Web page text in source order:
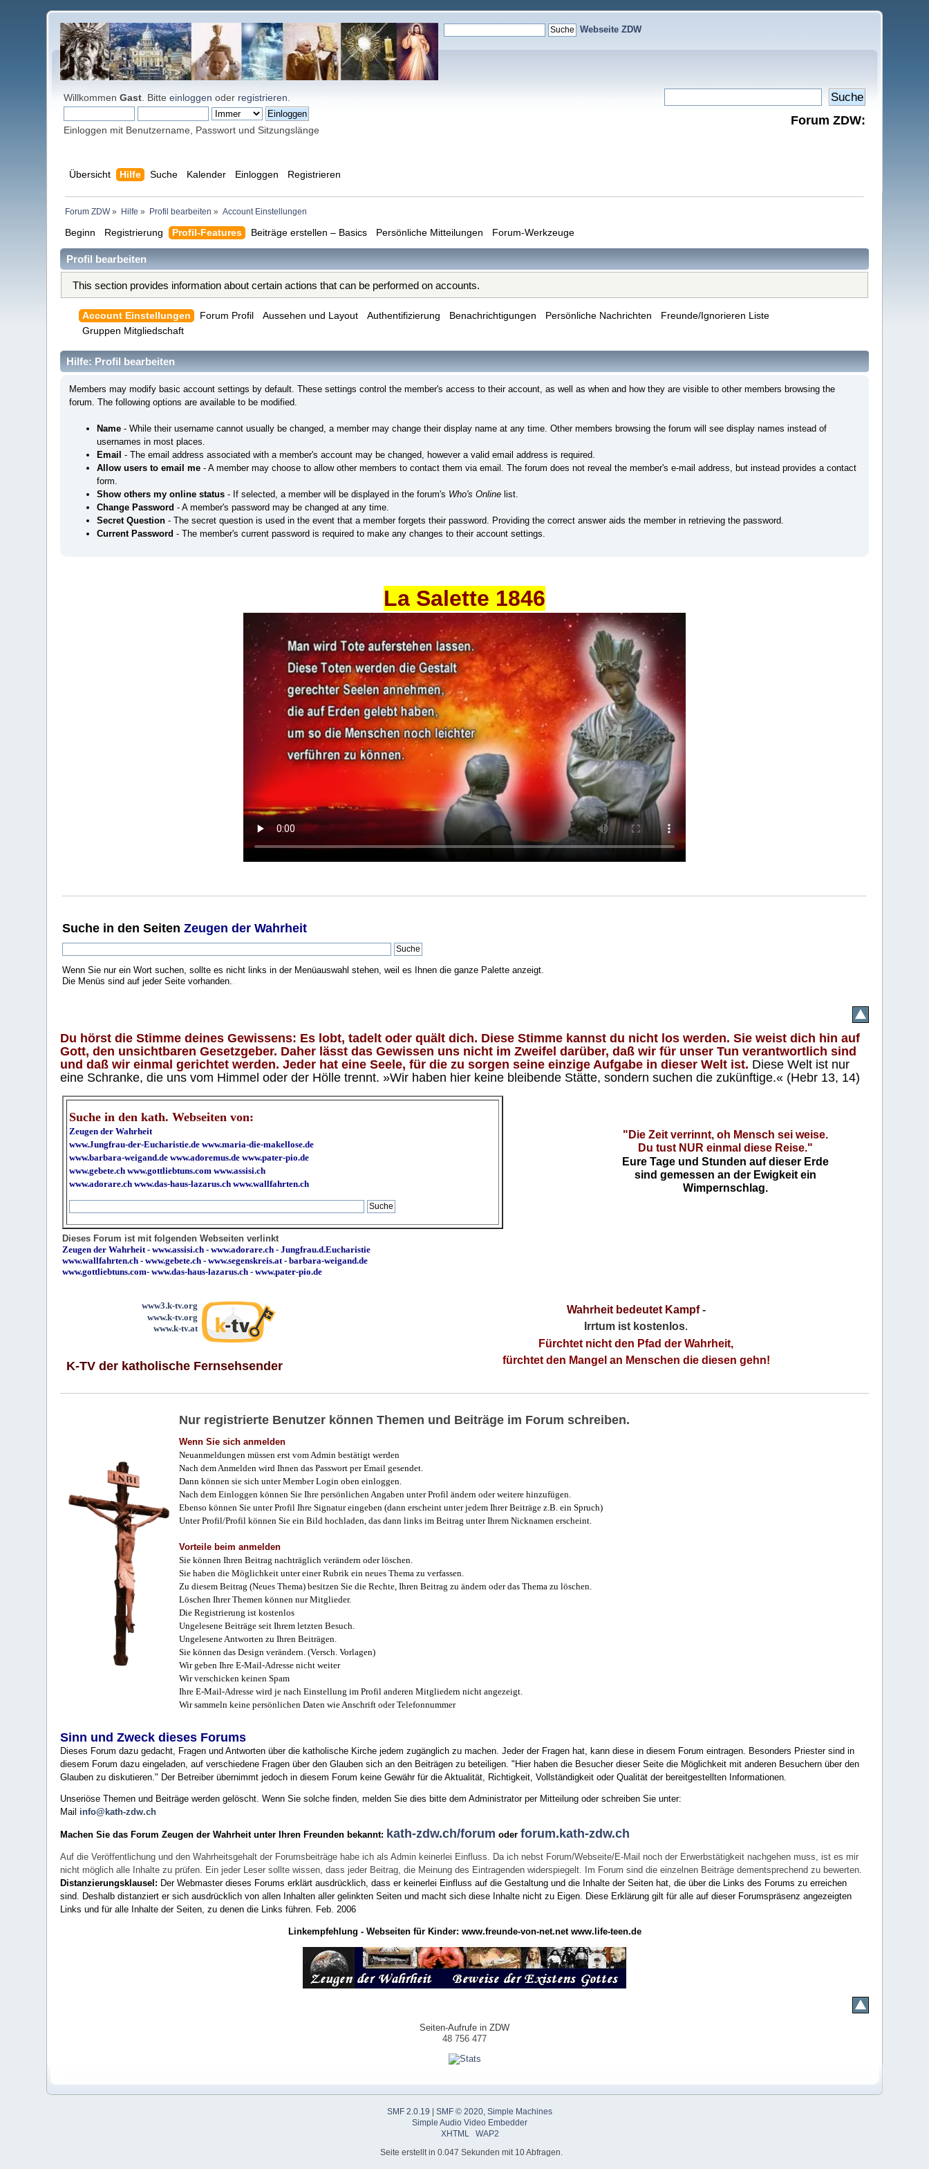
Webseite ZDW
WillkommenGast . Bitteeinloggen oder registrieren
Einloggen mit Benutzername, Passwort und Sitzungslänge
Forum ZDW:
Übersicht Hilfe Suche Kalender Einloggen Registrieren
Forum ZDW» Hilfe » Profil bearbeiten » Account Einstellungen
Beginn Registrierung Profil-Features Beiträge erstellen – Basics Persönliche Mitteilungen Forum-Werkzeuge
Profil bearbeiten
This section provides information about certain actions that can be performed on accounts.
Account Einstellungen Forum Profil Aussehen und Layout Authentifizierung Benachrichtigungen Persönliche Nachrichten
Freunde/Ignorieren Liste
Gruppen Mitgliedschaft
Hilfe: Profil bearbeiten
Members may modify basic account settings by default. These settings control the member's access to their account, as well as when and how they are visible to other members browsing the
forum. The following options are available to be modified.
Name - While their username cannot usually be changed, a member may change their display name at any time. Other members browsing the forum will see display names instead of
usernames in most places.
Email - The email address associated with a member's account may be changed, however a valid email address is required.
Allow users to email me - A member may choose to allow other members to contact them via email. The forum does not reveal the member's e-mail address, but instead provides a contact
form.
Show others my online status - If selected, a member will be displayed in the forum's Who's Online list.
Change Password - A member's password may be changed at any time.
Secret Question - The secret question is used in the event that a member forgets their password. Providing the correct answer aids the member in retrieving the password.
Current Password - The member's current password is required to make any changes to their account settings.
La Salette 1846
Suche in den SeitenZeugen der Wahrheit
Wenn Sie nur ein Wort suchen, sollte es nicht links in der Menüauswahl stehen, weil es Ihnen die ganze Palette anzeigt.
Die Menüs sind auf jeder Seite vorhanden.
Du hörst die Stimme deines Gewissens: Es lobt, tadelt oder quält dich. Diese Stimme kannst du nicht los werden. Sie weist dich hin auf
Gott, den unsichtbaren Gesetzgeber. Daher lässt das Gewissen uns nicht im Zweifel darüber, daß wir für unser Tun verantwortlich sind
und daß wir einmal gerichtet werden. Jeder hat eine Seele, für die zu sorgen seine einzige Aufgabe in dieser Welt ist. Diese Welt ist nur
eine Schranke, die uns vom Himmel oder der Hölle trennt. »Wir haben hier keine bleibende Stätte, sondern suchen die zukünftige.« (Hebr 13, 14)
Suche in den kath. Webseiten von:
Zeugen der Wahrheit
www.Jungfrau-der-Eucharistie.de www.maria-die-makellose.de
www.barbara-weigand.de www.adoremus.de www.pater-pio.de
www.gebete.ch www.gottliebtuns.com www.assisi.ch
www.adorare.ch www.das-haus-lazarus.ch www.wallfahrten.ch
"Die Zeit verrinnt, oh Mensch sei weise.
Du tust NUR einmal diese Reise."
Eure Tage und Stunden auf dieser Erde
sind gemessen an der Ewigkeit ein
Wimpernschlag.
Dieses Forum ist mit folgenden Webseiten verlinkt
Zeugen der Wahrheit -www.assisi.ch -www.adorare.ch -Jungfrau.d.Eucharistie
www.wallfahrten.ch -www.gebete.ch -www.segenskreis.at -barbara-weigand.de
www.gottliebtuns.com-www.das-haus-lazarus.ch - www.pater-pio.de
www3.k-tv.org
www.k-tv.org
www.k-tv.at
K-TV der katholische Fernsehsender
Wahrheit bedeutet Kampf-
Irrtum ist kostenlos.
Fürchtet nicht den Pfad der Wahrheit,
fürchtet den Mangel an Menschen die diesen gehn!
Nur registrierte Benutzer können Themen und Beiträge im Forum schreiben.
Wenn Sie sich anmelden
Neuanmeldungen müssen erst vom Admin bestätigt werden
Nach dem Anmelden wird Ihnen das Passwort per Email gesendet.
Dann können sie sich unter Member Login oben einloggen.
Nach dem Einloggen können Sie Ihre persönlichen Angaben unter Profil ändern oder weitere hinzufügen.
Ebenso können Sie unter Profil Ihre Signatur eingeben (dann erscheint unter jedem Ihrer Beiträge z.B. ein Spruch)
Unter Profil/Profil können Sie ein Bild hochladen, das dann links im Beitrag unter Ihrem Nicknamen erscheint.
Vorteile beim anmelden
Sie können Ihren Beitrag nachträglich verändern oder löschen.
Sie haben die Möglichkeit unter einer Rubrik ein neues Thema zu verfassen.
Zu diesem Beitrag (Neues Thema) besitzen Sie die Rechte, Ihren Beitrag zu ändern oder das Thema zu löschen.
Löschen Ihrer Themen können nur Mitglieder.
Die Registrierung ist kostenlos
Ungelesene Beiträge seit Ihrem letzten Besuch.
Ungelesene Antworten zu Ihren Beiträgen.
Sie können das Design verändern. (Versch. Vorlagen)
Wir geben Ihre E-Mail-Adresse nicht weiter
Wir verschicken keinen Spam
Ihre E-Mail-Adresse wird je nach Einstellung im Profil anderen Mitgliedern nicht angezeigt.
Wir sammeln keine persönlichen Daten wie Anschrift oder Telefonnummer
Sinn und Zweck dieses Forums
Dieses Forum dazu gedacht, Fragen und Antworten über die katholische Kirche jedem zugänglich zu machen. Jeder der Fragen hat, kann diese in diesem Forum eintragen. Besonders Priester sind in
diesem Forum dazu eingeladen, auf verschiedene Fragen über den Glauben sich an den Beiträgen zu beteiligen. "Hier haben die Besucher dieser Seite die Möglichkeit mit anderen Besuchern über den
Glauben zu diskutieren." Der Betreiber übernimmt jedoch in diesem Forum keine Gewähr für die Aktualität, Richtigkeit, Vollständigkeit oder Qualität der bereitgestellten Informationen.
Unseriöse Themen und Beiträge werden gelöscht. Wenn Sie solche finden, melden Sie dies bitte dem Administrator per Mitteilung oder schreiben Sie unter:
Mail info@kath-zdw.ch
Machen Sie das Forum Zeugen der Wahrheit unter Ihren Freunden bekannt: kath-zdw.ch/forum oderforum.kath-zdw.ch
Auf die Veröffentlichung und den Wahrheitsgehalt der Forumsbeiträge habe ich als Admin keinerlei Einfluss. Da ich nebst Forum/Webseite/E-Mail noch der Erwerbstätigkeit nachgehen muss, ist es mir
nicht möglich alle Inhalte zu prüfen. Ein jeder Leser sollte wissen, dass jeder Beitrag, die Meinung des Eintragenden widerspiegelt. Im Forum sind die einzelnen Beiträge dementsprechend zu bewerten.
Distanzierungsklausel: Der Webmaster dieses Forums erklärt ausdrücklich, dass er keinerlei Einfluss auf die Gestaltung und die Inhalte der Seiten hat, die über die Links des Forums zu erreichen
sind. Deshalb distanziert er sich ausdrücklich von allen Inhalten aller gelinkten Seiten und macht sich diese Inhalte nicht zu Eigen.
Diese Erklärung gilt für alle auf dieser Forumspräsenz angezeigten
Links und für alle Inhalte der Seiten, zu denen die Links führen.
Feb. 2006
Linkempfehlung - Webseiten für Kinder: www.freunde-von-net.net www.life-teen.de
Seiten-Aufrufe in ZDW
48 756 477
SMF 2.0.19 SMF © 2020 Simple Machines
Simple Audio Video Embedder
XHTML
WAP2
Seite erstellt in 0.047 Sekunden mit 10 Abfragen.